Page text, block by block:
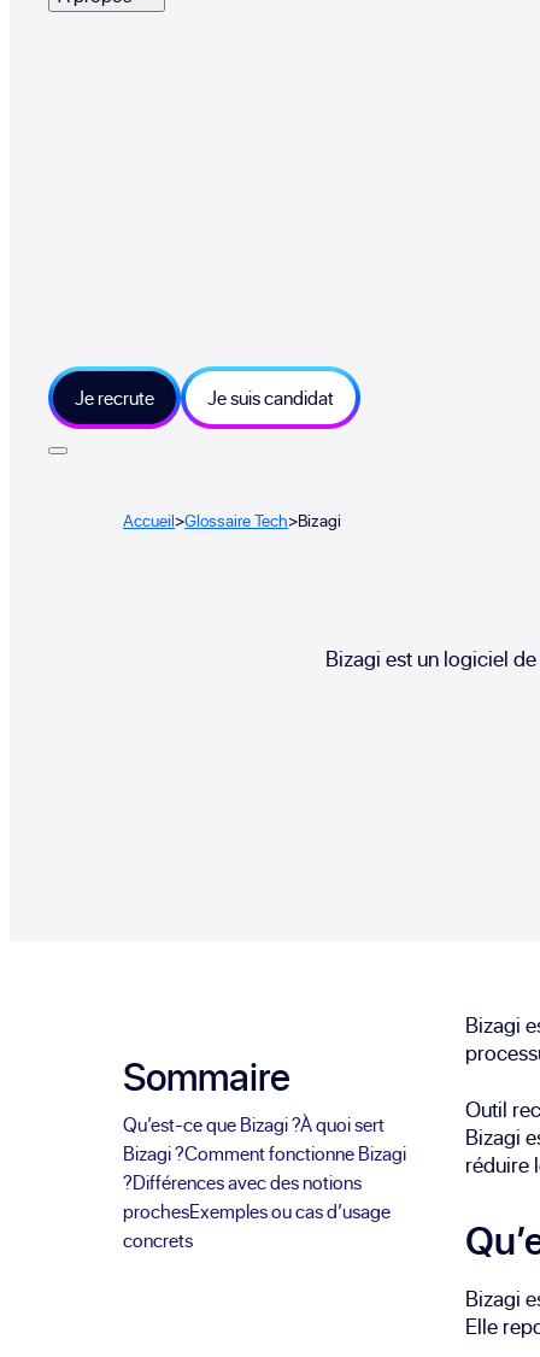
Je recrute Je suis candidat
Accueil>Glossaire Tech>Bizagi
Bizagi est un logiciel
Sommaire
Qu’est-ce que Bizagi ?À quoi sert
Bizagi ?Comment fonctionne Bizagi
?Différences avec des notions
prochesExemples ou cas d’usage
concrets
Bizagi
Outil
Bizagi
réduire
Bizagi
Elle